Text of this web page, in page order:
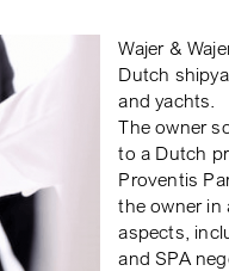
Wajer &
Dutch
and yachts.
The owner
to a Dutch
Proventis
the owner in
aspects,
and SPA